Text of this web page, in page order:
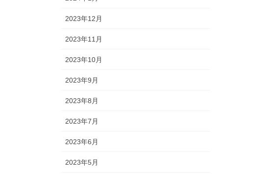
2023年12月
2023年11月
2023年10月
2023年9月
2023年8月
2023年7月
2023年6月
2023年5月